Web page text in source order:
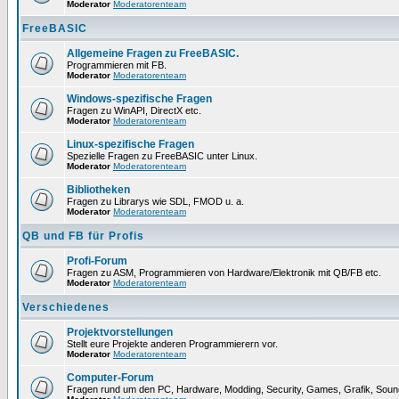
Moderator Moderatorenteam
FreeBASIC
Allgemeine Fragen zu FreeBASIC.
Programmieren mit FB.
Moderator Moderatorenteam
Windows-spezifische Fragen
Fragen zu WinAPI, DirectX etc.
Moderator Moderatorenteam
Linux-spezifische Fragen
Spezielle Fragen zu FreeBASIC unter Linux.
Moderator Moderatorenteam
Bibliotheken
Fragen zu Librarys wie SDL, FMOD u. a.
Moderator Moderatorenteam
QB und FB für Profis
Profi-Forum
Fragen zu ASM, Programmieren von Hardware/Elektronik mit QB/FB etc.
Moderator Moderatorenteam
Verschiedenes
Projektvorstellungen
Stellt eure Projekte anderen Programmierern vor.
Moderator Moderatorenteam
Computer-Forum
Fragen rund um den PC, Hardware, Modding, Security, Games, Grafik,